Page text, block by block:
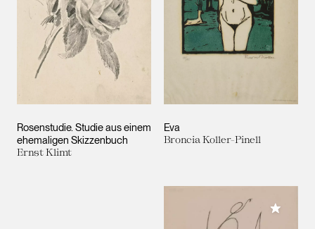
Rosenstudie. Studie aus einem
ehemaligen Skizzenbuch
Ernst Klimt
Eva
Broncia Koller-Pinell
Meiner